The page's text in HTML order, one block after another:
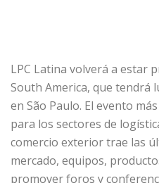
LPC Latina volverá a estar
South America, que tendrá
en São Paulo. El evento
para los sectores de
comercio exterior trae las
mercado, equipos,
promover foros y